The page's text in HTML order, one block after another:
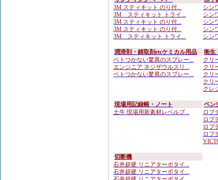
3M スティキット のり付...
3M スティキット トライ...
3M スティキット のり付...
3M スティキット のり付...
3M スティキット トライ...
シン
シン
シン
シン
シン
潤滑剤・錆取剤etcケミカル用品
ベトつかない驚異のスプレー...
エンジニア ネジザウルスリ...
ベトつかない驚異のスプレー...
衛生
クリ
クリ
クリ
クリ
クレ
現場用記録帳・ノート
土牛 現場用新素材レベルブ...
ペン
ロブ
ロブ
ロブ
ロブ
切断機
石井超硬 リニアターボタイ...
石井超硬 リニアターボタイ...